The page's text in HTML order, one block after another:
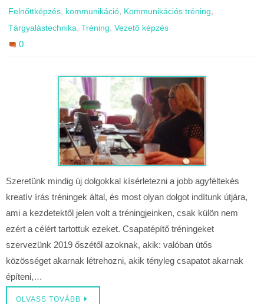
Felnőttképzés, kommunikáció, Kommunikációs tréning,
Tárgyalástechnika, Tréning, Vezető képzés
0
Szeretünk mindig új dolgokkal kísérletezni a jobb agyféltekés
kreatív írás tréningek által, és most olyan dolgot indítunk útjára,
ami a kezdetektől jelen volt a tréningjeinken, csak külön nem
ezért a célért tartottuk ezeket. Csapatépítő tréningeket
szervezünk 2019 őszétől azoknak, akik: valóban ütős
közösséget akarnak létrehozni, akik tényleg csapatot akarnak
építeni,…
OLVASS TOVÁBB